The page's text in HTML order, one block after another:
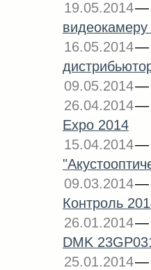
19.05.2014
16.05.2014
09.05.2014
26.04.2014
Expo 2014
15.04.2014
09.03.2014
Контроль
26.01.2014
DMK
25.01.2014